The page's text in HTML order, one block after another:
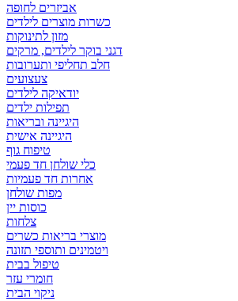
אביזרים לחופה
כשרות מוצרים לילדים
מזון לתינוקות
דגני בוקר לילדים, מרקים
חלב תחליפי ותערובות
צעצועים
יודאיקה לילדים
תפילות ילדים
היגיינה ובריאות
היגיינה אישית
טיפוח גוף
כלי שולחן חד פעמי
אחרות חד פעמיות
מפות שולחן
כוסות יין
צלחות
מוצרי בריאות כשרים
ויטמינים ותוספי תזונה
טיפול בבית
חומרי עזר
ניקוי הבית